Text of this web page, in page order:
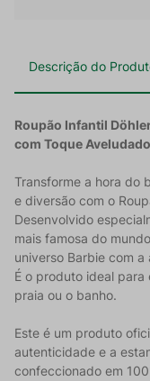
Descrição do
Roupão Infantil
com Toque
Transforme a hora do
e diversão com o
Desenvolvido
mais famosa do
universo Barbie com
É o produto ideal
praia ou o banho.
Este é um produto
autenticidade e a
confeccionado em